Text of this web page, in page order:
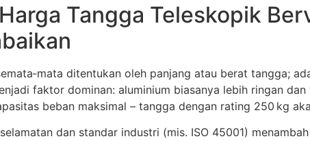
Tangga Teleskopik
ditentukan oleh panjang atau berat tangga;
faktor dominan: aluminium biasanya lebih ringan
beban maksimal – tangga dengan rating 250 kg
dan standar industri (mis. ISO 45001)